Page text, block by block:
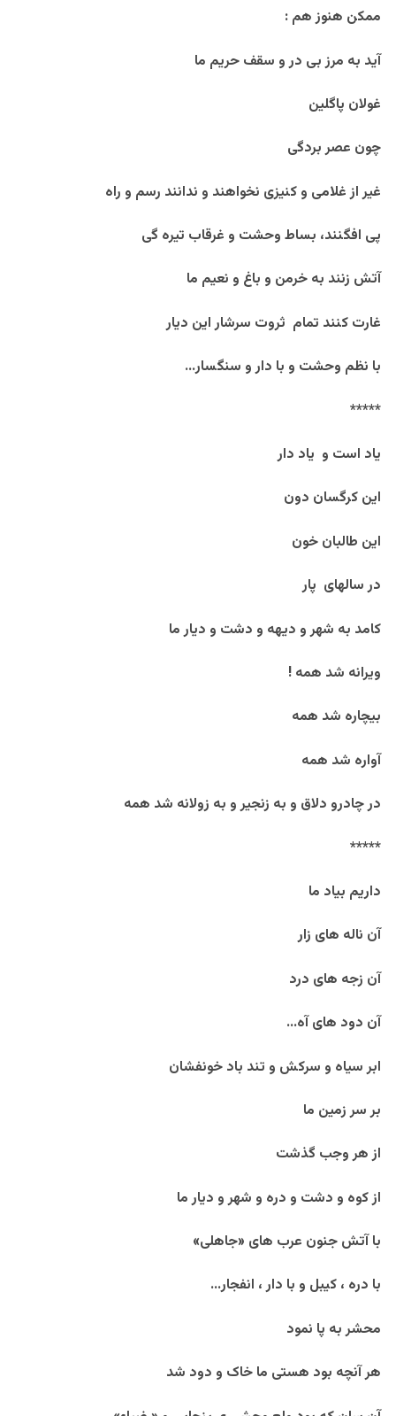
ممکن هنوز هم :
آید به مرز بی در و سقف حریم ما
غولان پاگلین
چون عصر بردگی
غیر از غلامی و کنیزی نخواهند و ندانند رسم و راه
پی افگنند، بساط وحشت و غرقاب تیره گی
آتش زنند به خرمن و باغ و نعیم ما
غارت کنند تمام ثروت سرشار این دیار
با نظم وحشت و با دار و سنگسار…
*****
یاد است و یاد دار
این کرگسان دون
این طالبان خون
در سالهای پار
کامد به شهر و دیهه و دشت و دیار ما
ویرانه شد همه !
بیچاره شد همه
آواره شد همه
در چادرو دلاق و به زنجیر و به زولانه شد همه
*****
داریم بیاد ما
آن ناله های زار
آن زجه های درد
آن دود های آه…
ابر سیاه و سرکش و تند باد خونفشان
بر سر زمین ما
از هر وجب گذشت
از کوه و دشت و دره و شهر و دیار ما
با آتش جنون عرب های «جاهلی»
با دره ، کیبل و با دار ، انفجار…
محشر به پا نمود
هر آنچه بود هستی ما خاک و دود شد